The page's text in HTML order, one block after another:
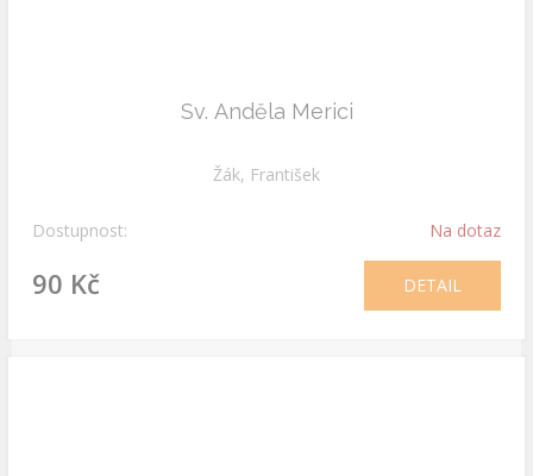
Sv. Anděla Merici
Žák, František
Dostupnost: Na dotaz
90 Kč DETAIL